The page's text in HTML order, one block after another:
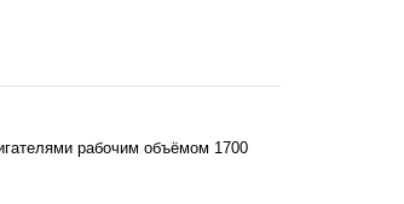
рабочим объёмом 1700